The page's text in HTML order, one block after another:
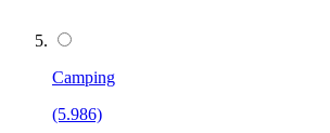
Camping
(5.986)